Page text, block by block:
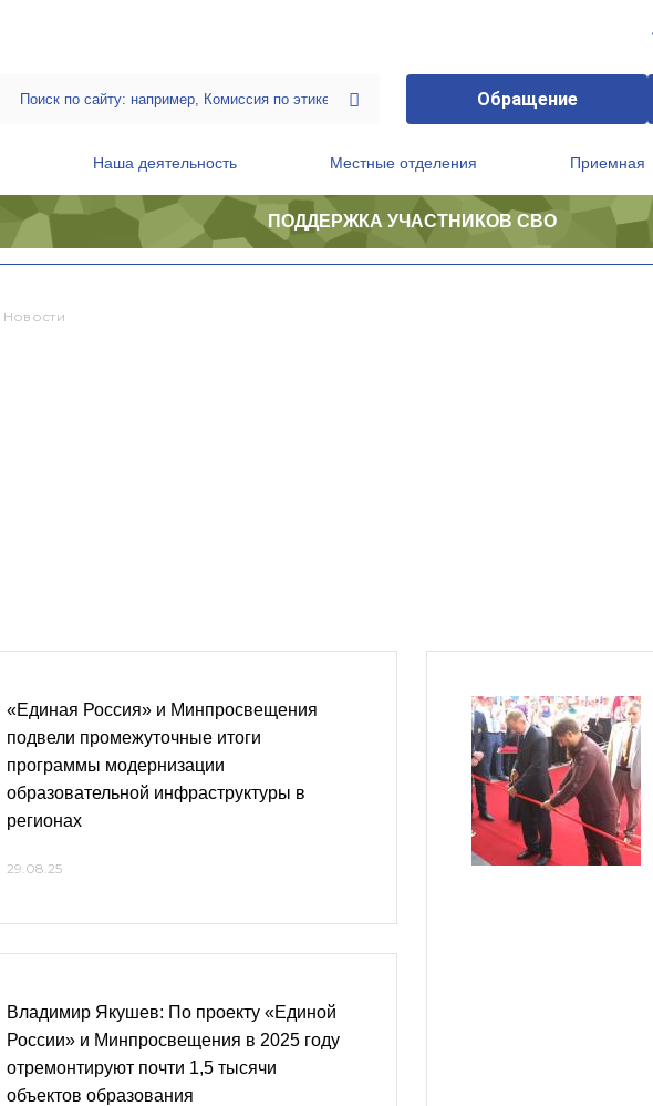
Обращение
Наша деятельность Местные отделения Приемная
ПОДДЕРЖКА УЧАСТНИКОВ СВО
Новости
«Единая Россия» и Минпросвещения
подвели промежуточные итоги
программы модернизации
образовательной инфраструктуры в
регионах
29.08.25
Владимир Якушев: По проекту «Единой
России» и Минпросвещения в 2025 году
отремонтируют почти 1,5 тысячи
объектов образования